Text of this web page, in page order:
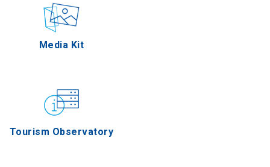
Media Kit
Tourism Observatory